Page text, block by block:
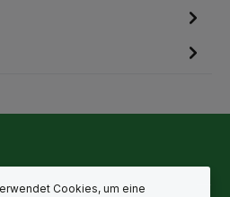
Cookies, um eine